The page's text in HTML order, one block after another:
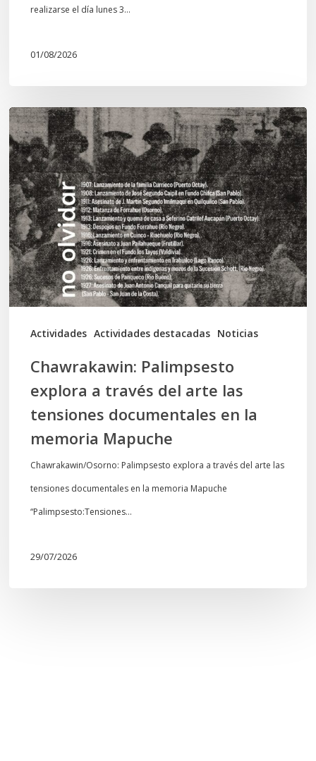
realizarse el día lunes 3…
01/08/2026
Actividades Actividades destacadas Noticias
Chawrakawin:
Palimpsesto
explora
a
través
del
arte
las
tensiones
documentales
memoria
Mapuche
Chawrakawin: Palimpsesto
explora a través del arte las
tensiones documentales en la
memoria Mapuche
Chawrakawin/Osorno: Palimpsesto explora a través del arte las
tensiones documentales en la memoria Mapuche
“Palimpsesto:Tensiones…
29/07/2026